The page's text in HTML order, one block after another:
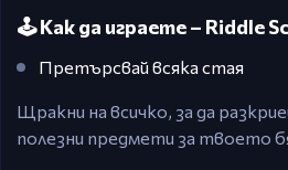
🕹️ Как да играете – Riddle
Претърсвай всяка стая
Щракни на всичко, за да
полезни предмети за твоето